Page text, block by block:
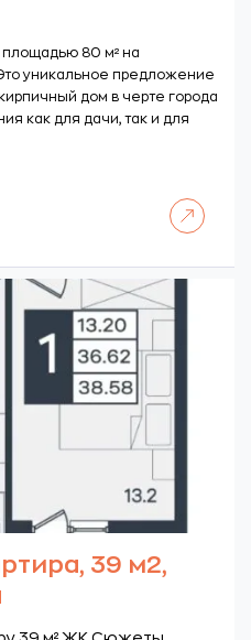
80 м² на
уникальное предложение
дом в черте города
как для дачи, так и для
39 м2,